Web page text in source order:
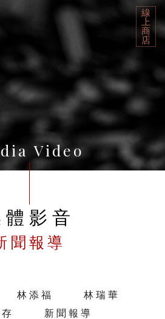
線
上
商
店
Video
體影音
聞報導
林添福
林瑞華
新聞報導